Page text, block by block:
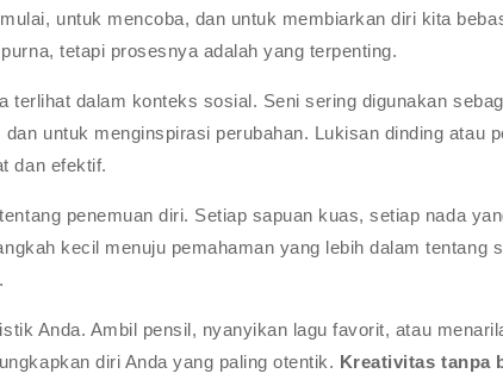
untuk mencoba, dan untuk membiarkan diri kita
tetapi prosesnya adalah yang terpenting.
terlihat dalam konteks sosial. Seni sering digunakan
untuk menginspirasi perubahan. Lukisan dinding atau
dan efektif.
penemuan diri. Setiap sapuan kuas, setiap nada
kecil menuju pemahaman yang lebih dalam tentang
Anda. Ambil pensil, nyanyikan lagu favorit, atau
diri Anda yang paling otentik. Kreativitas tanpa